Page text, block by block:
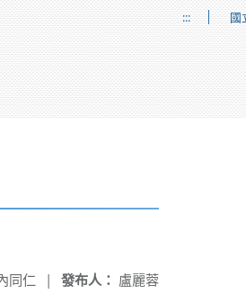
::: 國
發布人： 盧麗蓉
同仁 |